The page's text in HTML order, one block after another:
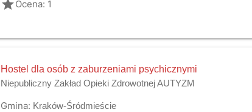
gradeOcena: 1
Hostel dla osób z zaburzeniami psychicznymi
Niepubliczny Zakład Opieki Zdrowotnej AUTYZM
Gmina: Kraków-Śródmieście